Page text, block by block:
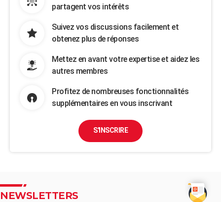
partagent vos intérêts
Suivez vos discussions facilement et
obtenez plus de réponses
Mettez en avant votre expertise et aidez les
autres membres
Profitez de nombreuses fonctionnalités
supplémentaires en vous inscrivant
S'INSCRIRE
NEWSLETTERS